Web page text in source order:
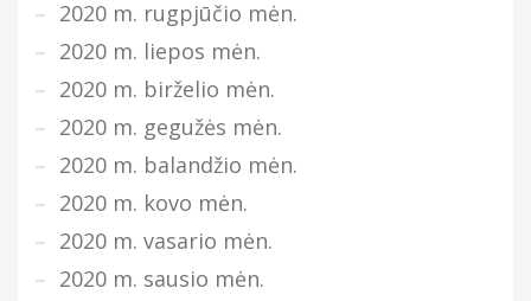
2020 m. rugpjūčio mėn.
2020 m. liepos mėn.
2020 m. birželio mėn.
2020 m. gegužės mėn.
2020 m. balandžio mėn.
2020 m. kovo mėn.
2020 m. vasario mėn.
2020 m. sausio mėn.